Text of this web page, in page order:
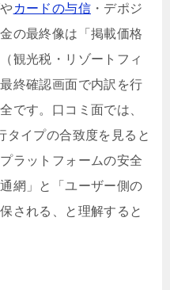
カードの与信 ・デポジ
の最終像は「掲載価格
観光税・リゾートフィ
終確認画面で内訳を行
です。口コミ面では、
タイプの合致度を見ると
ラットフォームの安全
網」と「ユーザー側の
される、と理解すると